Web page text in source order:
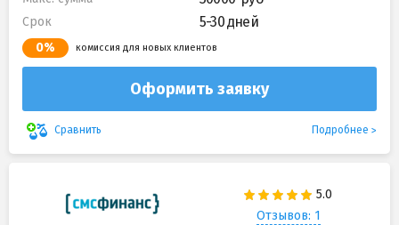
Срок 5-30 дней
0% комиссия для новых клиентов
Оформить заявку
Сравнить Подробнее
Отзывов: 1